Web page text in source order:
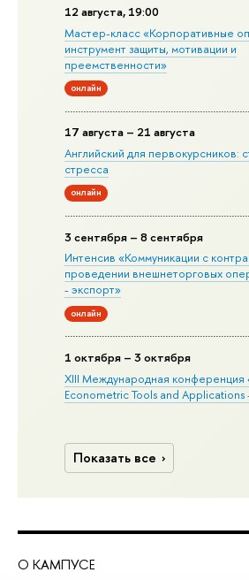
12 августа, 19:00
Мастер-класс «Корпоративные
инструмент защиты, мотивации и
преемственности»
онлайн
17 августа – 21 августа
Английский для первокурсников:
стресса
онлайн
3 сентября – 8 сентября
Интенсив «Коммуникации с
проведении внешнеторговых
- экспорт»
онлайн
1 октября – 3 октября
XIII Международная конференция
Econometric Tools and Applications
Показать все
О КАМПУСЕ